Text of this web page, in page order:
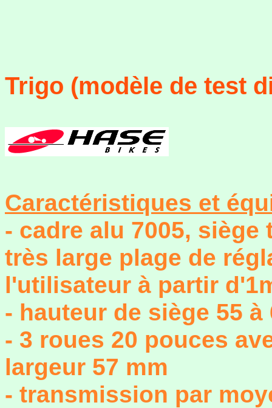
Trigo (modèle de test
Caractéristiques et
- cadre alu 7005,
très large plage de
l'utilisateur à partir
- hauteur de siège 55 à
- 3 roues 20 pouces
largeur 57 mm
- transmission par